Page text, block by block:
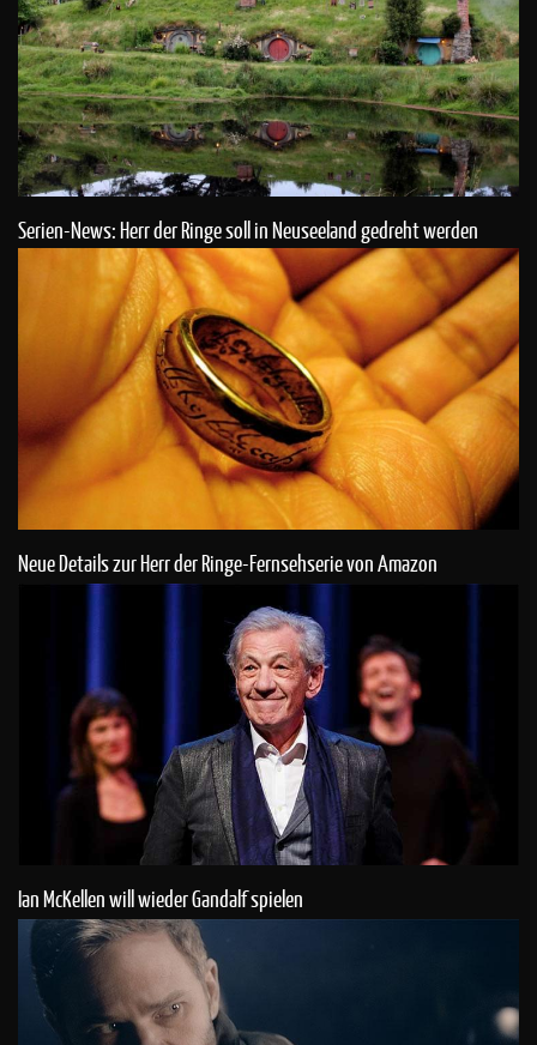
Serien-News: Herr der Ringe soll in Neuseeland gedreht werden
Neue Details zur Herr der Ringe-Fernsehserie von Amazon
Ian McKellen will wieder Gandalf spielen